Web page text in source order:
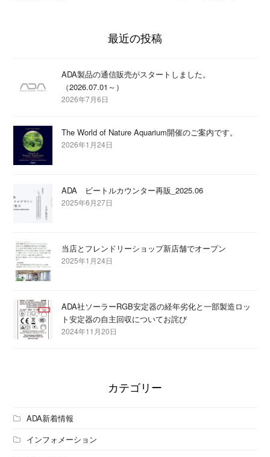
最近の投稿
ADA製品の通信販売がスタートしました。
（2026.07.01～）
2026年7月6日
The World of Nature Aquarium開催のご案内です。
2026年1月24日
ADA ビートルカウンター再販_2025.06
2025年6月27日
当店とフレンドリーショップ新店舗でオープン
2025年1月24日
ADA社ソーラーRGB安定器の経年劣化と一部製造ロッ
ト安定器の自主回収についてお詫び
2024年11月20日
カテゴリー
ADA新着情報
インフォメーション